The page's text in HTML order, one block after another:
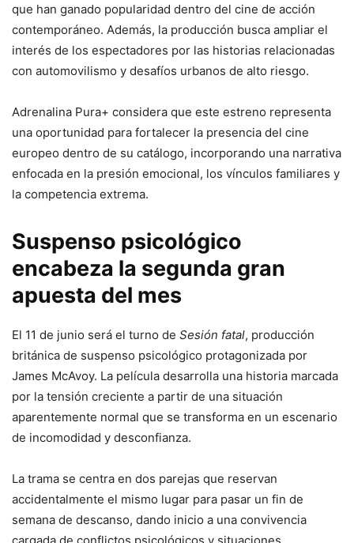
que han ganado popularidad dentro del cine de acción
contemporáneo. Además, la producción busca ampliar el
interés de los espectadores por las historias relacionadas
con automovilismo y desafíos urbanos de alto riesgo.
Adrenalina Pura+ considera que este estreno representa
una oportunidad para fortalecer la presencia del cine
europeo dentro de su catálogo, incorporando una narrativa
enfocada en la presión emocional, los vínculos familiares y
la competencia extrema.
Suspenso psicológico
encabeza la segunda gran
apuesta del mes
El 11 de junio será el turno de Sesión fatal, producción
británica de suspenso psicológico protagonizada por
James McAvoy. La película desarrolla una historia marcada
por la tensión creciente a partir de una situación
aparentemente normal que se transforma en un escenario
de incomodidad y desconfianza.
La trama se centra en dos parejas que reservan
accidentalmente el mismo lugar para pasar un fin de
semana de descanso, dando inicio a una convivencia
cargada de conflictos psicológicos y situaciones